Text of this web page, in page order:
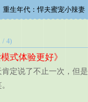
重生年代：悍夫蜜宠小辣妻
/ 4)
式体验更好》
说了不止一次，但是